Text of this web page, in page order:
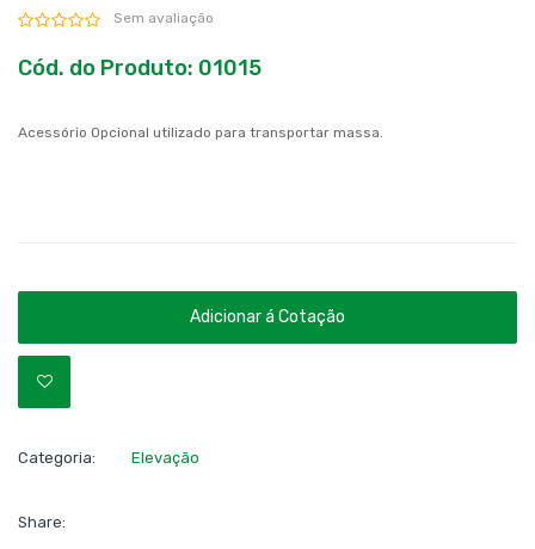
Sem avaliação
Cód. do Produto: 01015
Acessório Opcional utilizado para transportar massa.
Adicionar á Cotação
Categoria: Elevação
Share: